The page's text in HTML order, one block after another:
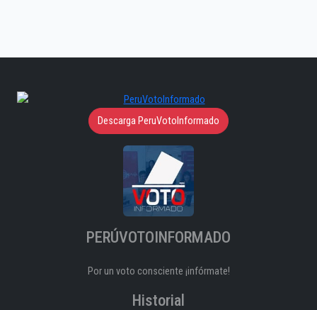
Descarga PeruVotoInformado
PERÚVOTOINFORMADO
Por un voto consciente ¡infórmate!
Historial